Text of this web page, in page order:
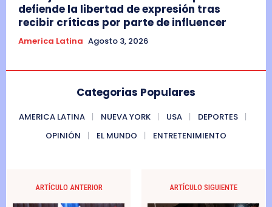
defiende la libertad de expresión tras
recibir críticas por parte de influencer
America Latina Agosto 3, 2026
Categorias Populares
AMERICA LATINA NUEVA YORK USA
DEPORTES
OPINIÓN
EL MUNDO ENTRETENIMIENTO
ARTÍCULO ANTERIOR ARTÍCULO SIGUIENTE